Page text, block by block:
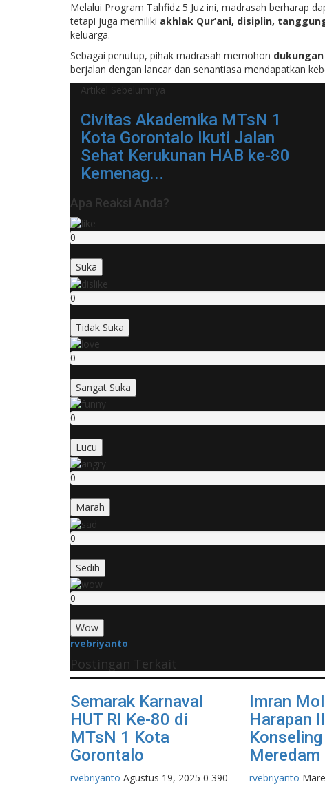
Melalui Program Tahfidz 5 Juz ini, madrasah berharap
tetapi juga memiliki akhlak Qur’ani, disiplin,
keluarga.
Sebagai penutup, pihak madrasah memohon
berjalan dengan lancar dan senantiasa mendapatkan
Artikel Sebelumnya
Civitas Akademika MTsN 1
Kota Gorontalo Ikuti Jalan
Sehat Kerukunan HAB ke-80
Kemenag...
Apa Reaksi Anda?
0
Suka
0
Tidak Suka
0
Sangat Suka
0
Lucu
0
Marah
0
Sedih
0
Wow
rvebriyanto
Postingan Terkait
Semarak Karnaval
HUT RI Ke-80 di
MTsN 1 Kota
Gorontalo
rvebriyanto Agustus 19, 2025 0 390
Imran
Harapan
Meredam
rvebriyanto